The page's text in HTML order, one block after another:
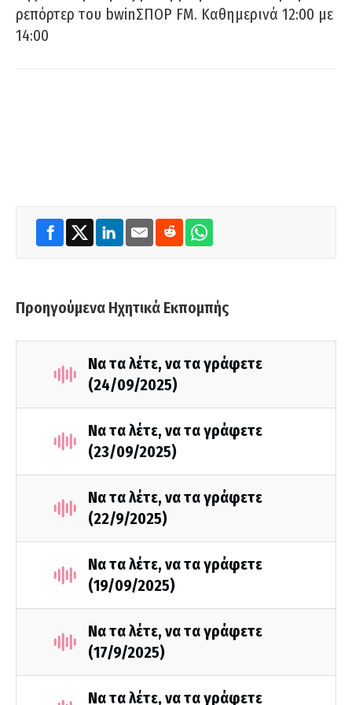
ρεπόρτερ του bwinΣΠΟΡ FM. Καθημερινά 12:00 με
14:00
Προηγούμενα Ηχητικά Εκπομπής
Να τα λέτε, να τα γράφετε
(24/09/2025)
Να τα λέτε, να τα γράφετε
(23/09/2025)
Να τα λέτε, να τα γράφετε
(22/9/2025)
Να τα λέτε, να τα γράφετε
(19/09/2025)
Να τα λέτε, να τα γράφετε
(17/9/2025)
Να τα λέτε, να τα γράφετε